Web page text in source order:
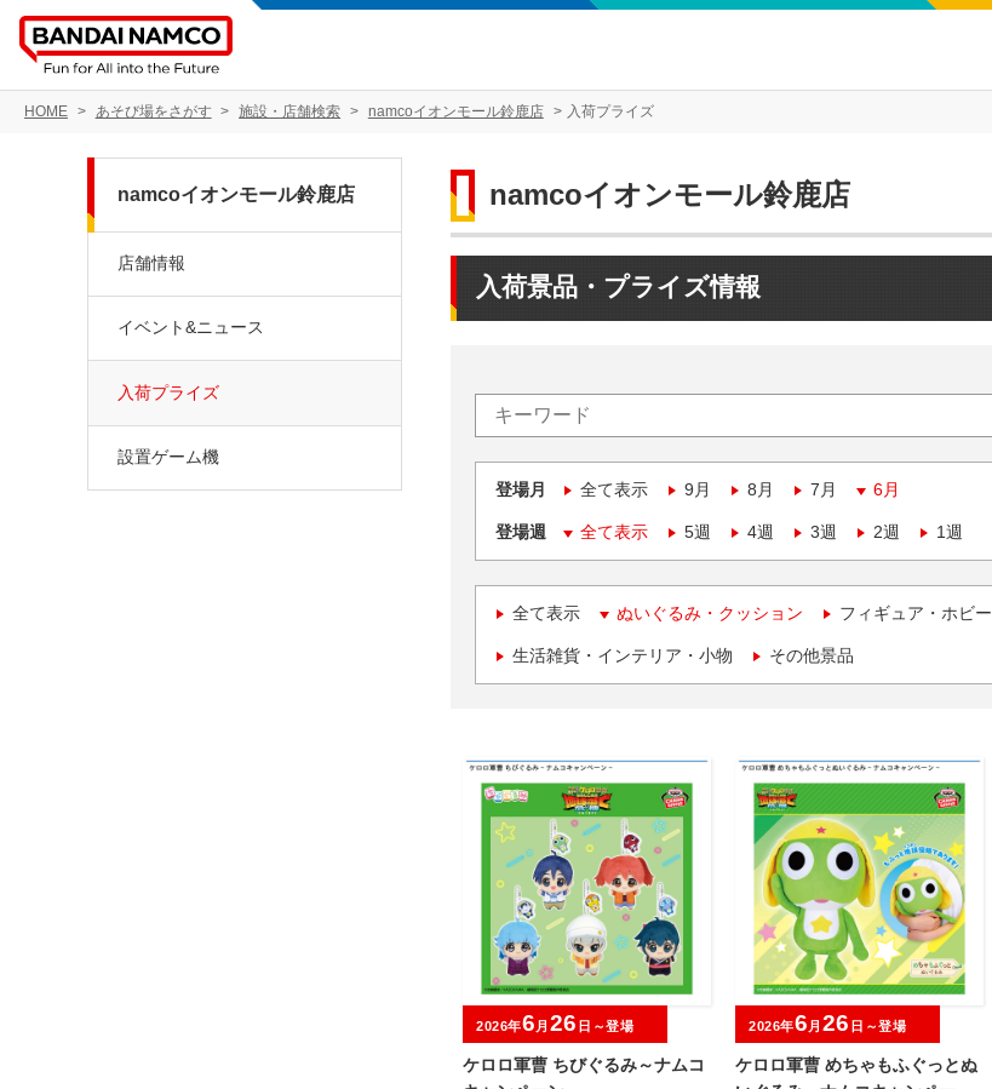
HOME あそび場をさがす 施設・店舗検索 namcoイオンモール鈴鹿店 入荷プライズ
namcoイオンモール鈴鹿店
入荷景品・プライズ情報
登場月 全て表示 9月 8月 7月 6月
登場週 全て表示 5週 4週 3週 2週 1週
全て表示 ぬいぐるみ・クッション フィギュア・ホビー
生活雑貨・インテリア・小物 その他景品
ケロロ軍曹 ちびぐるみ～ナムコ
2026年6 月 26 日～登場
ケロロ軍曹 めちゃもふぐっとぬ
2026年6 月 26 日～登場
namcoイオンモール鈴鹿店
店舗情報
イベント&ニュース
入荷プライズ
設置ゲーム機